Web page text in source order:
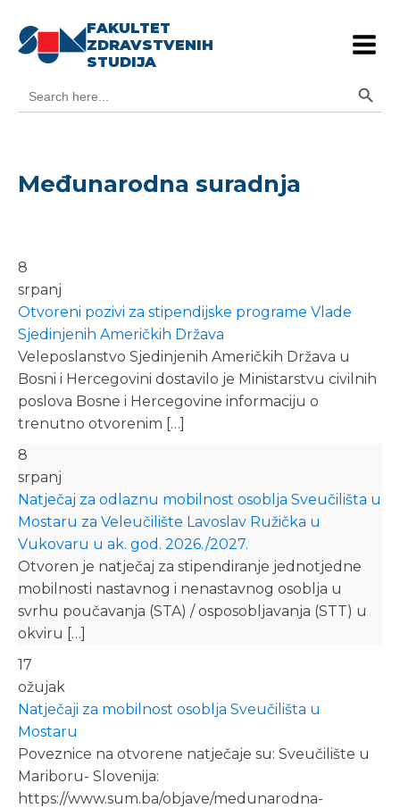
FAKULTET
ZDRAVSTVENIH
STUDIJA
for:
Međunarodna suradnja
8
srpanj
Otvoreni pozivi za stipendijske programe Vlade
Sjedinjenih Američkih Država
Veleposlanstvo Sjedinjenih Američkih Država u
Bosni i Hercegovini dostavilo je Ministarstvu civilnih
poslova Bosne i Hercegovine informaciju o
trenutno otvorenim […]
8
srpanj
Natječaj za odlaznu mobilnost osoblja Sveučilišta u
Mostaru za Veleučilište Lavoslav Ružička u
Vukovaru u ak. god. 2026./2027.
Otvoren je natječaj za stipendiranje jednotjedne
mobilnosti nastavnog i nenastavnog osoblja u
svrhu poučavanja (STA) / osposobljavanja (STT) u
okviru […]
17
ožujak
Natječaji za mobilnost osoblja Sveučilišta u
Mostaru
Poveznice na otvorene natječaje su: Sveučilište u
Mariboru- Slovenija:
https://www.sum.ba/objave/medunarodna-